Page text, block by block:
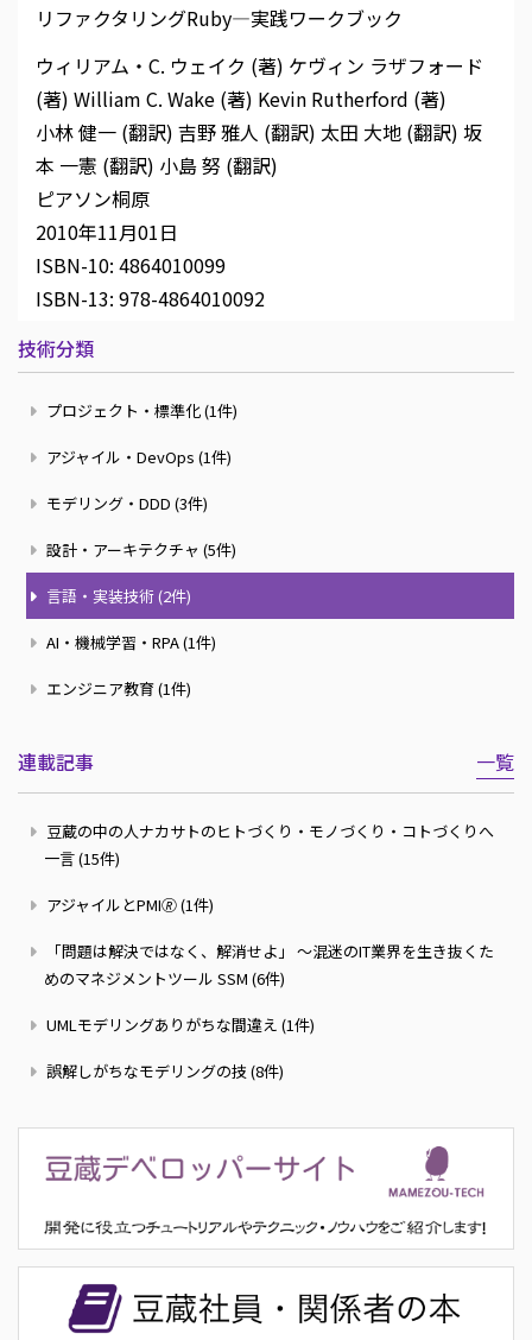
リファクタリングRuby―実践ワークブック
ウィリアム・C. ウェイク (著) ケヴィン ラザフォード
(著) William C. Wake (著) Kevin Rutherford (著)
小林 健一 (翻訳) 吉野 雅人 (翻訳) 太田 大地 (翻訳) 坂
本 一憲 (翻訳) 小島 努 (翻訳)
ピアソン桐原
2010年11月01日
ISBN-10: 4864010099
ISBN-13: 978-4864010092
技術分類
プロジェクト・標準化 (1件)
アジャイル・DevOps (1件)
モデリング・DDD (3件)
設計・アーキテクチャ (5件)
言語・実装技術 (2件)
AI・機械学習・RPA (1件)
エンジニア教育 (1件)
連載記事 一覧
豆蔵の中の人ナカサトのヒトづくり・モノづくり・コトづくりへ
一言 (15件)
アジャイルとPMI🄬 (1件)
「問題は解決ではなく、解消せよ」 ～混迷のIT業界を生き抜くた
めのマネジメントツール SSM (6件)
UMLモデリングありがちな間違え (1件)
誤解しがちなモデリングの技 (8件)